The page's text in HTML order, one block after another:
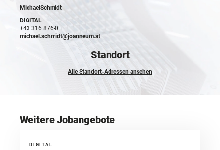
MichaelSchmidt
DIGITAL
+43 316 876-0
michael.schmidt@joanneum.at
Standort
Alle Standort-Adressen ansehen
Weitere Jobangebote
DIGITAL